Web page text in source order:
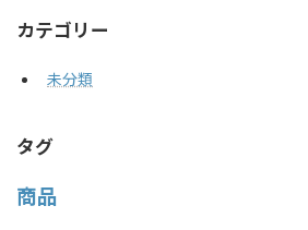
カテゴリー
未分類
タグ
商品